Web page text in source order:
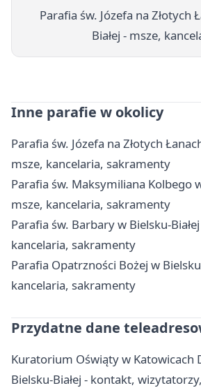
Parafia św. Józefa na Złotych
Białej - msze,
Inne parafie w okolicy
Parafia św. Józefa na Złotych
msze, kancelaria, sakramenty
Parafia św. Maksymiliana Kolbego
msze, kancelaria, sakramenty
Parafia św. Barbary w Bielsku-
kancelaria, sakramenty
Parafia Opatrzności Bożej w
kancelaria, sakramenty
Przydatne dane
Kuratorium Oświąty w Katowicach
Bielsku-Białej - kontakt,